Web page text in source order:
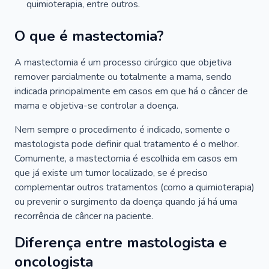
quimioterapia, entre outros.
O que é mastectomia?
A mastectomia é um processo cirúrgico que objetiva
remover parcialmente ou totalmente a mama, sendo
indicada principalmente em casos em que há o câncer de
mama e objetiva-se controlar a doença.
Nem sempre o procedimento é indicado, somente o
mastologista pode definir qual tratamento é o melhor.
Comumente, a mastectomia é escolhida em casos em
que já existe um tumor localizado, se é preciso
complementar outros tratamentos (como a quimioterapia)
ou prevenir o surgimento da doença quando já há uma
recorrência de câncer na paciente.
Diferença entre mastologista e
oncologista